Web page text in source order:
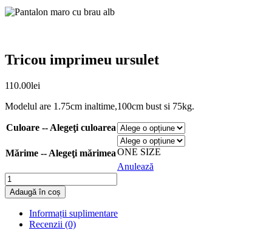
Tricou imprimeu ursulet
110.00lei
Modelul are 1.75cm inaltime,100cm bust si 75kg.
Culoare -- Alegeţi culoarea
Mărime -- Alegeţi mărimeaONE SIZE
Anulează
Cantitate
Tricou
imprimeu
ursulet
Adaugă în coș
Informații suplimentare
Recenzii (0)